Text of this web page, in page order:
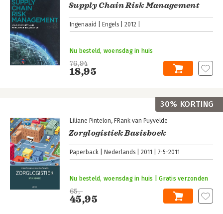
Supply Chain Risk Management
Ingenaaid Engels 2012
76,94
18,95
Nu besteld, woensdag in huis
Liliane Pintelon FRank van Puyvelde
Zorglogistiek Basisboek
Paperback Nederlands 2011 7-5-2011
65,-
45,95
Nu besteld, woensdag in huis | Gratis verzonden
30% KORTING